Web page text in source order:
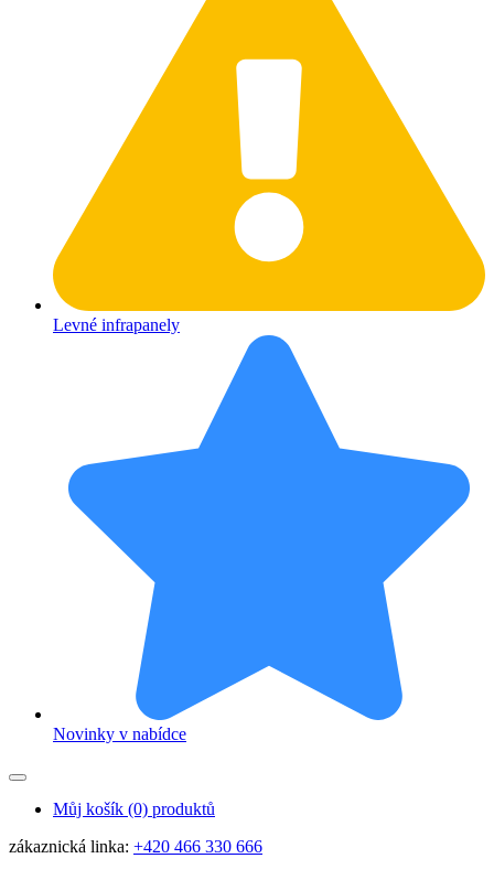
Levné infrapanely
Novinky v nabídce
Můj košík (0) produktů
zákaznická linka: +420 466 330 666